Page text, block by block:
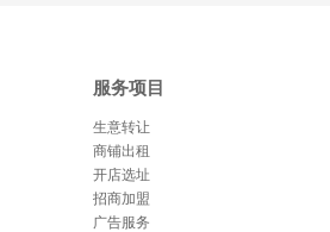
服务项目
生意转让
商铺出租
开店选址
招商加盟
广告服务